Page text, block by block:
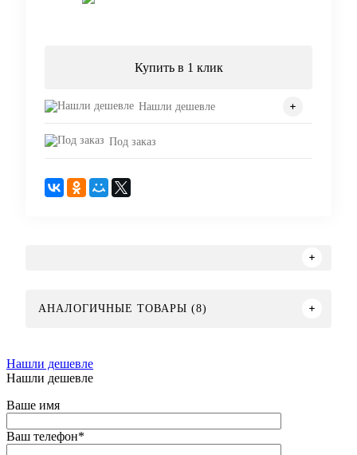
Купить в 1 клик
Нашли дешевле
Под заказ
АНАЛОГИЧНЫЕ ТОВАРЫ (8)
Нашли дешевле
Нашли дешевле
Ваше имя
Ваш телефон*